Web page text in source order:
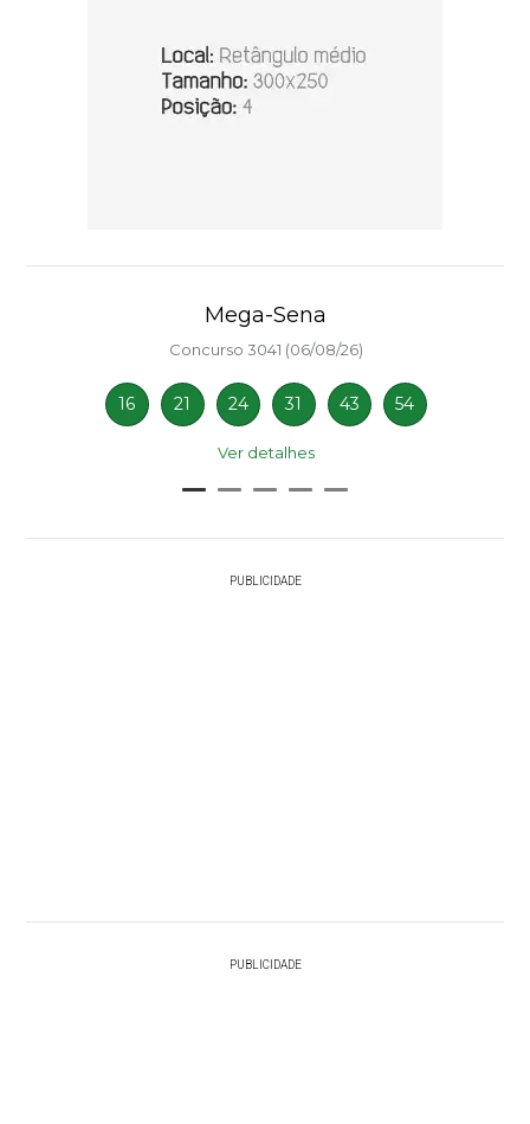
Mega-Sena
Concurso 3041 (06/08/26)
16 21 24 31 43 54
Ver detalhes
PUBLICIDADE
PUBLICIDADE